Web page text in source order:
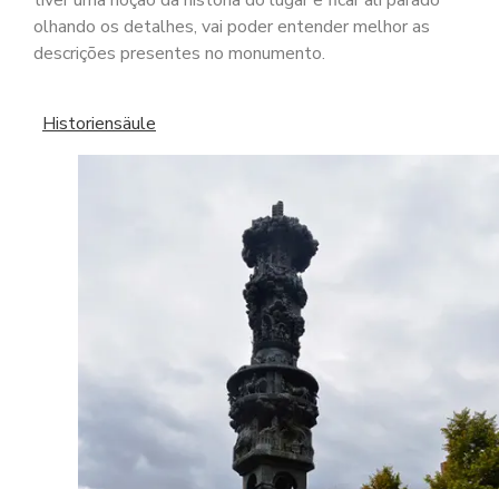
olhando os detalhes, vai poder entender melhor as
descrições presentes no monumento.
Historiensäule